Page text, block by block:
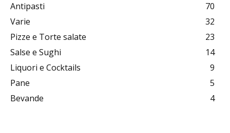
Antipasti
70
Varie
32
Pizze e Torte salate
23
Salse e Sughi
14
Liquori e Cocktails
9
Pane
5
Bevande
4